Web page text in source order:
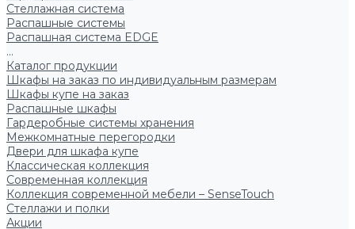
Стеллажная система
Распашные системы
Распашная система EDGE
...
Каталог продукции
Шкафы на заказ по индивидуальным размерам
Шкафы купе на заказ
Распашные шкафы
Гардеробные системы хранения
Межкомнатные перегородки
Двери для шкафа купе
Классическая коллекция
Современная коллекция
Коллекция современной мебели – SenseTouch
Стеллажи и полки
Акции